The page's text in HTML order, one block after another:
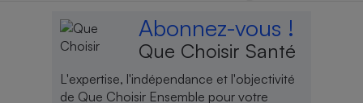
Abonnez-vous !
Que Choisir Santé
L'expertise, l'indépendance et l'objectivité
de Que Choisir Ensemble pour votre